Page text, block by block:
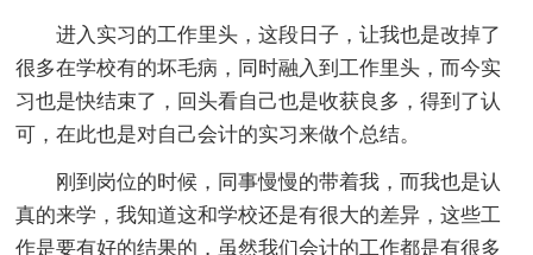
进入实习的工作里头，这段日子，让我也是改掉了
很多在学校有的坏毛病，同时融入到工作里头，而今实
习也是快结束了，回头看自己也是收获良多，得到了认
可，在此也是对自己会计的实习来做个总结。
刚到岗位的时候，同事慢慢的带着我，而我也是认
真的来学，我知道这和学校还是有很大的差异，这些工
作是要有好的结果的，虽然我们会计的工作都是有很多